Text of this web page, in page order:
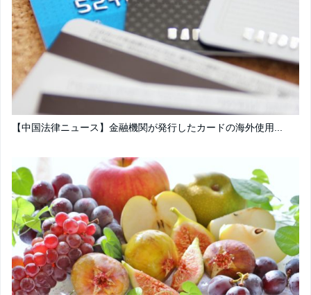
【中国法律ニュース】金融機関が発行したカードの海外使用...